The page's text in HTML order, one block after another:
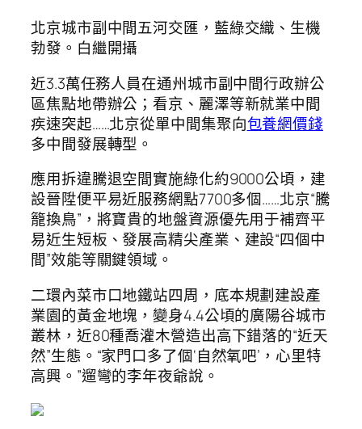
北京城市副中間五河交匯，藍綠交織、生機
勃發。白繼開攝
近3.3萬任務人員在通州城市副中間行政辦公
區焦點地帶辦公；看京、麗澤等新就業中間
疾速突起……北京從單中間集聚向包養網價錢
多中間發展轉型。
應用拆違騰退空間實施綠化約9000公頃，建
設晉陞便平易近服務網點7700多個……北京“騰
籠換鳥”，將寶貴的地盤資源優先用于補齊平
易近生短板、發展高精尖產業、建設“四個中
間”效能等關鍵領域。
二環內菜市口地鐵站四周，底本規劃建設產
業園的黃金地塊，變身4.4公頃的廣陽谷城市
叢林，近80種喬灌木營造出高下錯落的“近天
然”生態。“家門口多了個‘自然氧吧’，心里特
高興。”遛彎的李年夜爺說。